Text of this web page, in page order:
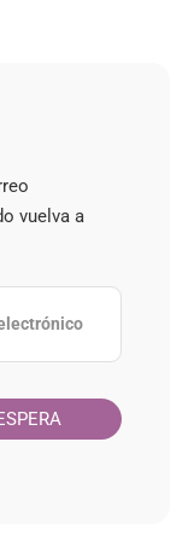
vuelva a